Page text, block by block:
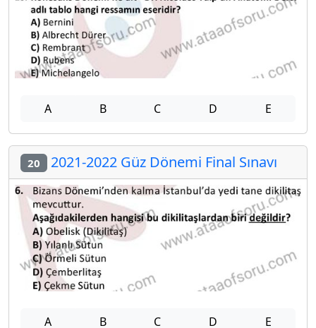
A B C D E
20 2021-2022 Güz Dönemi Final Sınavı
A B C D E